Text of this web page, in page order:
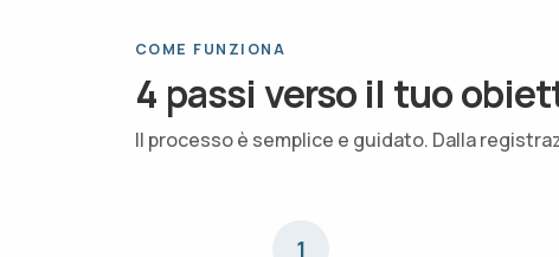
COME FUNZIONA
4 passi verso il tuo
Il processo è semplice e guidato. Dalla
1